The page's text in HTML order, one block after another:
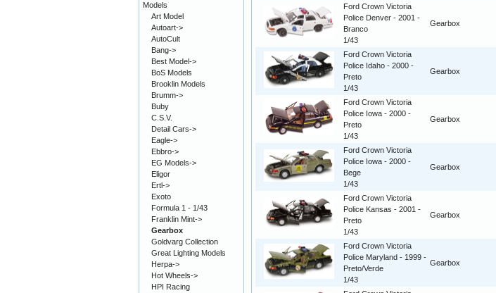
Ford Crown Victoria
Police Denver - 2001 -
Branco
1/43
Gearbox
Ford Crown Victoria
Police Idaho - 2000 -
Preto
1/43
Gearbox
Ford Crown Victoria
Police Iowa - 2000 -
Preto
1/43
Gearbox
Ford Crown Victoria
Police Iowa - 2000 -
Bege
1/43
Gearbox
Ford Crown Victoria
Police Kansas - 2001 -
Preto
1/43
Gearbox
Ford Crown Victoria
Police Maryland - 1999 -
Preto/Verde
1/43
Gearbox
Models
Art Model
Autoart->
AutoCult
Bang->
Best Model->
BoS Models
Brooklin Models
Brumm->
Buby
C.S.V.
Detail Cars->
Eagle->
Ebbro->
EG Models->
Eligor
Ertl->
Exoto
Formula 1 - 1/43
Franklin Mint->
Gearbox
Goldvarg Collection
Great Lighting Models
Herpa->
Hot Wheels->
HPI Racing